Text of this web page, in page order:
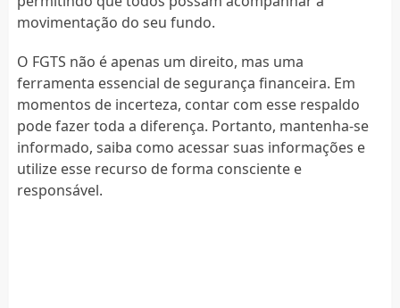
movimentação do seu fundo.
O FGTS não é apenas um direito, mas uma
ferramenta essencial de segurança financeira. Em
momentos de incerteza, contar com esse respaldo
pode fazer toda a diferença. Portanto, mantenha-se
informado, saiba como acessar suas informações e
utilize esse recurso de forma consciente e
responsável.